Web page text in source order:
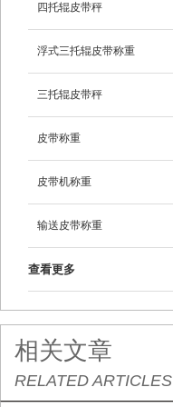
四托辊皮带秤
浮式三托辊皮带称重
三托辊皮带秤
皮带称重
皮带机称重
输送皮带称重
查看更多
相关文章
RELATED ARTICLES